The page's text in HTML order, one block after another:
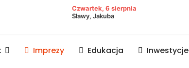
lubaczowski
Czwartek, 6 sierpnia
Sławy, Jakuba
Imprezy Edukacja Inwestycje